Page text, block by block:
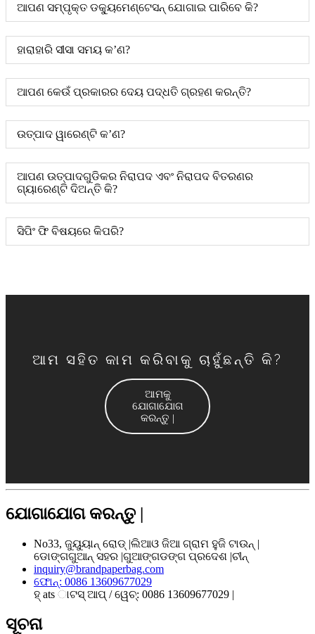
ଆପଣ ସମ୍ପୃକ୍ତ ଡକ୍ୟୁମେଣ୍ଟେସନ୍ ଯୋଗାଇ ପାରିବେ କି?
ହାରାହାରି ସୀସା ସମୟ କ’ଣ?
ଆପଣ କେଉଁ ପ୍ରକାରର ଦେୟ ପଦ୍ଧତି ଗ୍ରହଣ କରନ୍ତି?
ଉତ୍ପାଦ ୱାରେଣ୍ଟି କ’ଣ?
ଆପଣ ଉତ୍ପାଦଗୁଡିକର ନିରାପଦ ଏବଂ ନିରାପଦ ବିତରଣର
ଗ୍ୟାରେଣ୍ଟି ଦିଅନ୍ତି କି?
ସିପିଂ ଫି ବିଷୟରେ କିପରି?
ଆମ ସହିତ କାମ କରିବାକୁ ଚାହୁଁଛନ୍ତି କି?
ଆମକୁ
ଯୋଗାଯୋଗ
କରନ୍ତୁ |
ଯୋଗାଯୋଗ କରନ୍ତୁ |
No33, ଜୁୟୁୟାନ୍ ରୋଡ୍ |ଲିଆଓ ଜିଆ ଗ୍ରାମ ହୁଜି ଟାଉନ୍ |
ଡୋଙ୍ଗଗୁଆନ୍ ସହର |ଗୁଆଙ୍ଗଡଙ୍ଗ ପ୍ରଦେଶ |ଚୀନ୍
inquiry@brandpaperbag.com
ଫୋନ୍: 0086 13609677029
ହ୍ ats ାଟସ୍ ଆପ୍ / ୱେଚ୍: 0086 13609677029 |
ସୂଚନା